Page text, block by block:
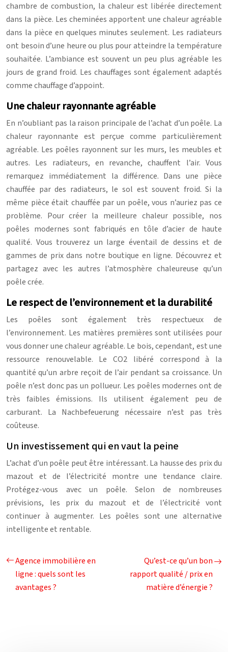
chambre de combustion, la chaleur est libérée directement
dans la pièce. Les cheminées apportent une chaleur agréable
dans la pièce en quelques minutes seulement. Les radiateurs
ont besoin d’une heure ou plus pour atteindre la température
souhaitée. L’ambiance est souvent un peu plus agréable les
jours de grand froid. Les chauffages sont également adaptés
comme chauffage d’appoint.
Une chaleur rayonnante agréable
En n’oubliant pas la raison principale de l’achat d’un poêle. La
chaleur rayonnante est perçue comme particulièrement
agréable. Les poêles rayonnent sur les murs, les meubles et
autres. Les radiateurs, en revanche, chauffent l’air. Vous
remarquez immédiatement la différence. Dans une pièce
chauffée par des radiateurs, le sol est souvent froid. Si la
même pièce était chauffée par un poêle, vous n’auriez pas ce
problème. Pour créer la meilleure chaleur possible, nos
poêles modernes sont fabriqués en tôle d’acier de haute
qualité. Vous trouverez un large éventail de dessins et de
gammes de prix dans notre boutique en ligne. Découvrez et
partagez avec les autres l’atmosphère chaleureuse qu’un
poêle crée.
Le respect de l’environnement et la durabilité
Les poêles sont également très respectueux de
l’environnement. Les matières premières sont utilisées pour
vous donner une chaleur agréable. Le bois, cependant, est une
ressource renouvelable. Le CO2 libéré correspond à la
quantité qu’un arbre reçoit de l’air pendant sa croissance. Un
poêle n’est donc pas un pollueur. Les poêles modernes ont de
très faibles émissions. Ils utilisent également peu de
carburant. La Nachbefeuerung nécessaire n’est pas très
coûteuse.
Un investissement qui en vaut la peine
L’achat d’un poêle peut être intéressant. La hausse des prix du
mazout et de l’électricité montre une tendance claire.
Protégez-vous avec un poêle. Selon de nombreuses
prévisions, les prix du mazout et de l’électricité vont
continuer à augmenter. Les poêles sont une alternative
intelligente et rentable.
Agence immobilière en
ligne : quels sont les
avantages ?
Qu’est-ce qu’un bon
rapport qualité / prix en
matière d’énergie ?